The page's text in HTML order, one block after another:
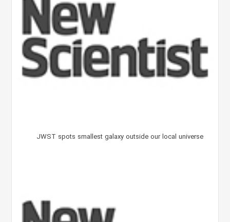
JWST spots smallest galaxy outside our local universe